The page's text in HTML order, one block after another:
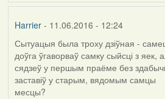
Harrier- 11.06.2016 - 12:24
Сытуацыя была троху дзіўная -
доўга ўгаворваў самку сыйсці з яек,
сядзеў у першым праёме без
заставіў у старым, вядомым самцы
месцы?